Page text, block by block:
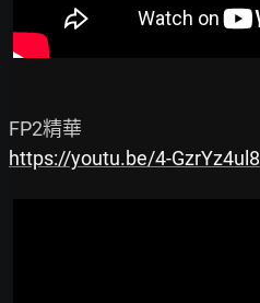
https://youtu.be/4-GzrYz4ul8